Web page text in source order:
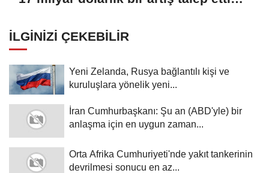
İLGINIZI ÇEKEBILIR
Yeni Zelanda, Rusya bağlantılı kişi ve
kuruluşlara yönelik yeni...
İran Cumhurbaşkanı: Şu an (ABD'yle) bir
anlaşma için en uygun zaman...
Orta Afrika Cumhuriyeti'nde yakıt tankerinin
devrilmesi sonucu en az...